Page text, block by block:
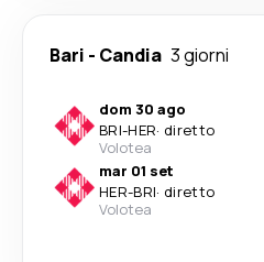
Bari - Candia 3 giorni
dom 30 ago
BRI-HER· diretto
Volotea
mar 01 set
HER-BRI· diretto
Volotea